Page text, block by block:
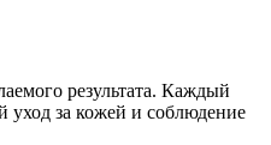
результата. Каждый
уход за кожей и соблюдение